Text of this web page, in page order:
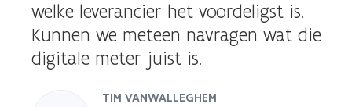
welke leverancier het voordeligst is.
Kunnen we meteen navragen wat die
digitale meter juist is.
TIM VANWALLEGHEM